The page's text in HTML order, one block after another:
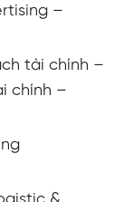
–
tài chính –
chính –